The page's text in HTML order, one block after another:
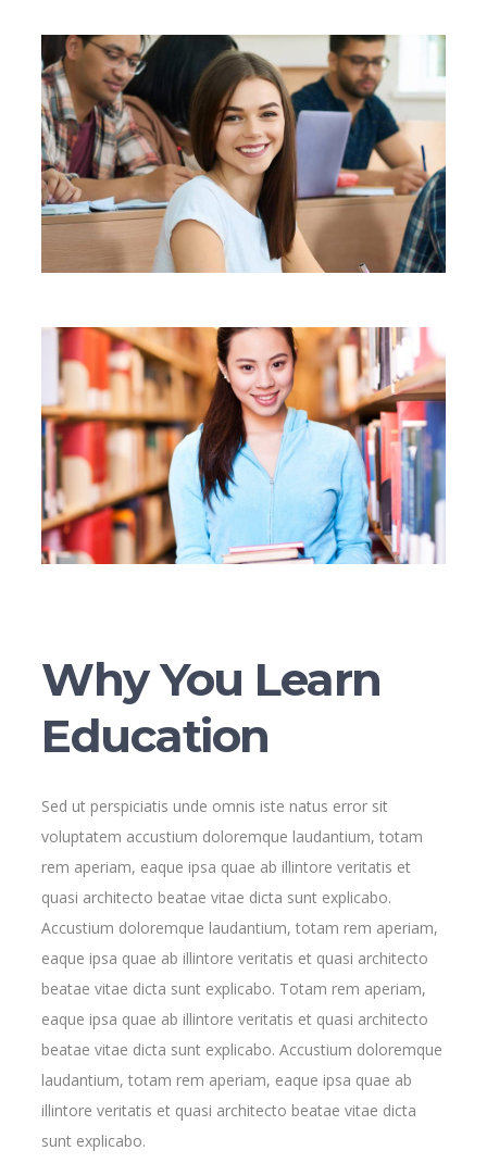
Why You Learn
Education
Sed ut perspiciatis unde omnis iste natus error sit
voluptatem accustium doloremque laudantium, totam
rem aperiam, eaque ipsa quae ab illintore veritatis et
quasi architecto beatae vitae dicta sunt explicabo.
Accustium doloremque laudantium, totam rem aperiam,
eaque ipsa quae ab illintore veritatis et quasi architecto
beatae vitae dicta sunt explicabo. Totam rem aperiam,
eaque ipsa quae ab illintore veritatis et quasi architecto
beatae vitae dicta sunt explicabo. Accustium doloremque
laudantium, totam rem aperiam, eaque ipsa quae ab
illintore veritatis et quasi architecto beatae vitae dicta
sunt explicabo.